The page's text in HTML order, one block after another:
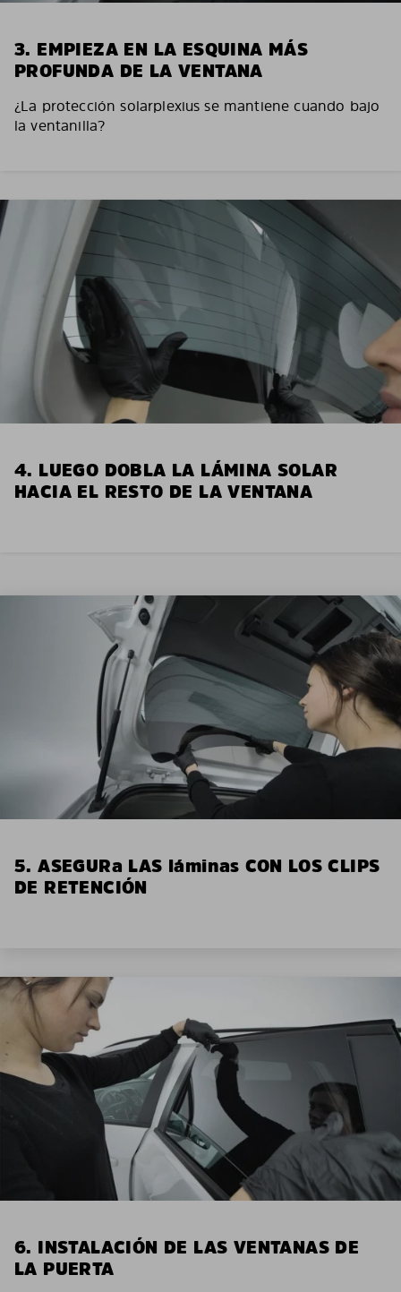
3. EMPIEZA EN LA ESQUINA MÁS
PROFUNDA DE LA VENTANA
¿La protección solarplexius se mantiene cuando bajo
la ventanilla?
4. LUEGO DOBLA LA LÁMINA SOLAR
HACIA EL RESTO DE LA VENTANA
5. ASEGURa LAS láminas CON LOS CLIPS
DE RETENCIÓN
6. INSTALACIÓN DE LAS VENTANAS DE
LA PUERTA